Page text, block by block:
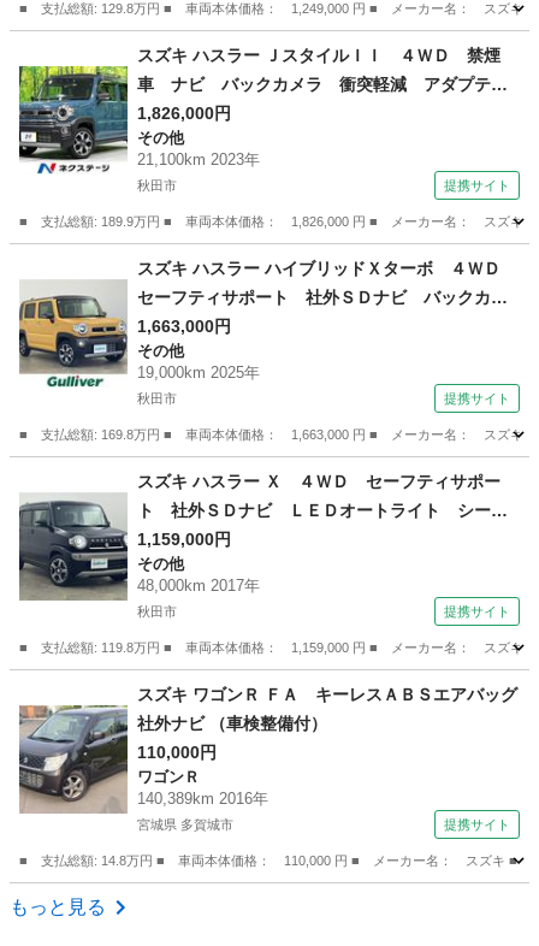
■ 支払総額: 129.8万円 ■ 車両本体価格： 1,249,000 円 ■ メーカー名： スズキ
ワゴンＲ
スズキ ハスラー ＪスタイルＩＩ ４ＷＤ 禁煙
車 ナビ バックカメラ 衝突軽減 アダプティ
ブクルーズ シートヒーター ドラレコ コーナ
ーセンサー スマートキー ＬＥＤヘッド ＥＴ
Ｃ 純正１５インチアルミ オートライト （検8.1
1,826,000円
その他
21,100km 2023年
秋田市 提携サイト
■ 支払総額: 189.9万円 ■ 車両本体価格： 1,826,000 円 ■ メーカー名： スズ
その他
スズキ ハスラー ハイブリッドＸターボ ４ＷＤ
セーフティサポート 社外ＳＤナビ バックカメ
ラ レーダークルーズコントロール ＬＥＤオー
トライト シートヒーター 純正１５インチアル
ミホイール ステアリングスイッチ ＵＳＢ入力
1,663,000円
その他
19,000km 2025年
秋田市 提携サイト
■ 支払総額: 169.8万円 ■ 車両本体価格： 1,663,000 円 ■ メーカー名： スズ
その他
スズキ ハスラー Ｘ ４ＷＤ セーフティサポー
ト 社外ＳＤナビ ＬＥＤオートライト シート
ヒーター 純正１５インチアルミホイール ステ
アリングスイッチ 革巻きステアリング ドアバ
イザー ドアミラーヒーター スマートキー （検
1,159,000円
その他
48,000km 2017年
秋田市 提携サイト
■ 支払総額: 119.8万円 ■ 車両本体価格： 1,159,000 円 ■ メーカー名： スズ
その他
スズキ ワゴンＲ ＦＡ キーレスＡＢＳエアバッグ
社外ナビ （車検整備付）
110,000円
ワゴンＲ
140,389km 2016年
宮城県 多賀城市 提携サイト
■ 支払総額: 14.8万円 ■ 車両本体価格： 110,000 円 ■ メーカー名： スズキ ■
宮城 多賀城市
もっと見る